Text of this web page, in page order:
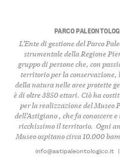
PARCO
L’Ente di gestione delParco
strumentale della Regione
gruppo di personeche, con
territorio per la
della natura nelle aree protette
è di oltre3850 ettari. Ciò ha
per la realizzazione delMuseo
dell’Astigiano, che fa conoscere
ricchissimo il territorio. Ogni
Museoospitano circa 10.000
info@astipaleontologico.it |